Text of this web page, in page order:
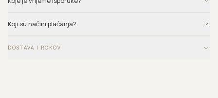
Koji su načini plaćanja?
DOSTAVA I ROKOVI